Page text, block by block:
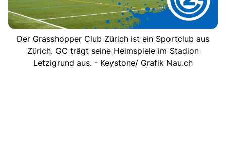
Der Grasshopper Club Zürich ist ein Sportclub aus
Zürich. GC trägt seine Heimspiele im Stadion
Letzigrund aus. - Keystone/ Grafik Nau.ch